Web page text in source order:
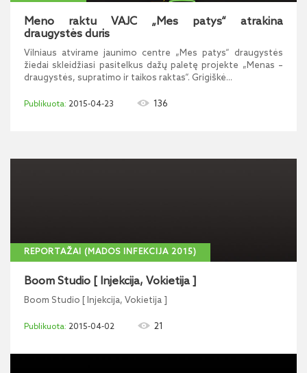
Meno raktu VAJC „Mes patys“ atrakina
draugystės duris
Vilniaus atvirame jaunimo centre „Mes patys“ draugystės
žiedai skleidžiasi pasitelkus dažų paletę projekte „Menas –
draugystės, supratimo ir taikos raktas“. Grigiškė...
2015-04-23 136
REPORTAŽAI (MADOS INFEKCIJA 2015)
Boom Studio [ Injekcija, Vokietija ]
Boom Studio [ Injekcija, Vokietija ]
2015-04-02 21